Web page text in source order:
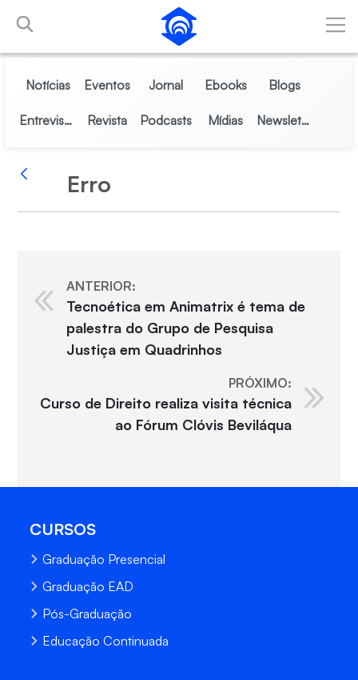
Pular para o Conteúdo principal
Notícias Eventos Jornal Ebooks Blogs
Entrevistas Revista Podcasts Mídias Newsletter
Voltar
Erro
ANTERIOR:
Tecnoética em Animatrix é tema de
palestra do Grupo de Pesquisa
Justiça em Quadrinhos
PRÓXIMO:
Curso de Direito realiza visita técnica
ao Fórum Clóvis Beviláqua
CURSOS
Graduação Presencial
Graduação EAD
Pós-Graduação
Educação Continuada